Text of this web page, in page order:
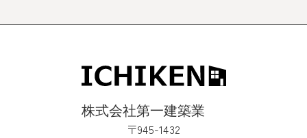
〒945-1432